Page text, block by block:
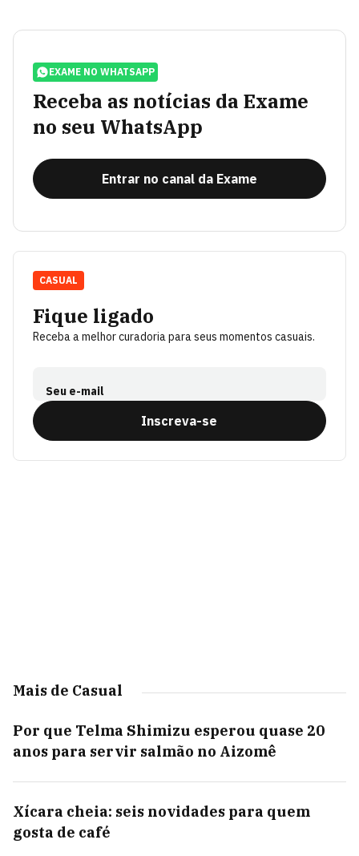
EXAME NO WHATSAPP
Receba as notícias da Exame
no seu WhatsApp
Entrar no canal da Exame
Fique ligado
Receba a melhor curadoria para seus momentos casuais.
Seu e-mail
Inscreva-se
CASUAL
Mais de Casual
Por que Telma Shimizu esperou quase 20
anos para servir salmão no Aizomê
Xícara cheia: seis novidades para quem
gosta de café